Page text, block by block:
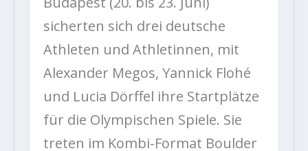
sicherten sich drei deutsche
Athleten und Athletinnen, mit
Alexander Megos, Yannick Flohé
und Lucia Dörffel ihre Startplätze
für die Olympischen Spiele. Sie
treten im Kombi-Format Boulder